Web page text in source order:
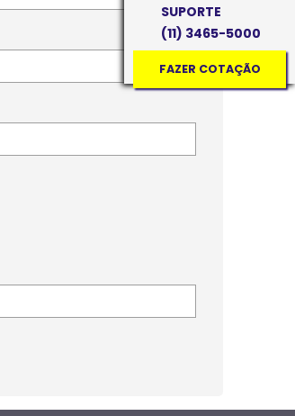
SUPORTE
(11) 3465-5000
FAZER COTAÇÃO